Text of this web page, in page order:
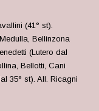
(41° st).
Bellinzona
(Lutero dal
Bellotti, Cani
35° st). All. Ricagni